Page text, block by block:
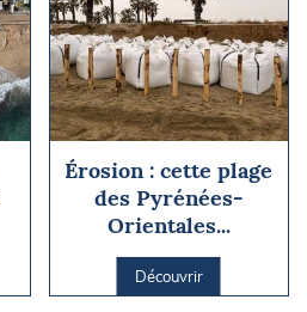
Érosion : cette plage
des Pyrénées-
Orientales...
Découvrir